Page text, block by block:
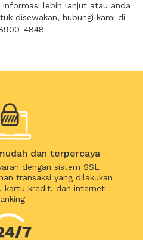
informasi lebih lanjut atau anda
disewakan, hubungi kami di
4848
dan terpercaya
dengan sistem SSL
transaksi yang dilakukan
kartu kredit, dan internet